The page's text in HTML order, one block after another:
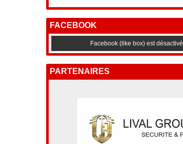
FACEBOOK
Facebook (like box) est désactivé.
PARTENAIRES